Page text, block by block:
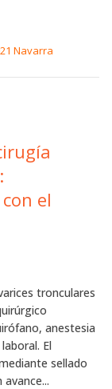
Navarra
el
tronculares
anestesia
El
sellado